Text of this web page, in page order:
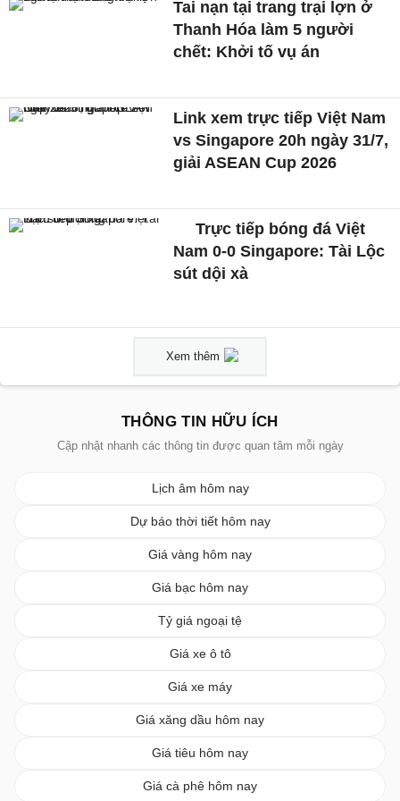
Tai nạn tại trang trại lợn ở
Thanh Hóa làm 5 người
chết: Khởi tố vụ án
Link xem trực tiếp Việt Nam
vs Singapore 20h ngày 31/7,
giải ASEAN Cup 2026
Trực tiếp bóng đá Việt
Nam 0-0 Singapore: Tài Lộc
sút dội xà
Xem thêm
THÔNG TIN HỮU ÍCH
Cập nhật nhanh các thông tin được quan tâm mỗi ngày
Lịch âm hôm nay
Dự báo thời tiết hôm nay
Giá vàng hôm nay
Giá bạc hôm nay
Tỷ giá ngoại tệ
Giá xe ô tô
Giá xe máy
Giá xăng dầu hôm nay
Giá tiêu hôm nay
Giá cà phê hôm nay